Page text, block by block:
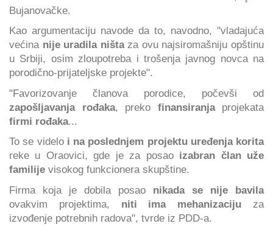
Bujanovačke.
Kao argumentaciju navode da to, navodno, "vladajuća
većina nije uradila ništaza ovu najsiromašniju opštinu
u Srbiji, osim zloupotreba i trošenja javnog novca na
porodično-prijateljske projekte".
"Favorizovanje članova porodice, počevši od
zapošljavanja rođaka, preko finansiranjaprojekata
firmi rođaka...
To se videlo i na poslednjem projektu uređenja korita
reke u Oraovici, gde je za posao izabran član uže
familije visokog funkcionera skupštine.
Firma koja je dobila posao nikada se nije bavila
ovakvim projektima, niti ima mehanizaciju za
izvođenje potrebnih radova", tvrde iz PDD-a.